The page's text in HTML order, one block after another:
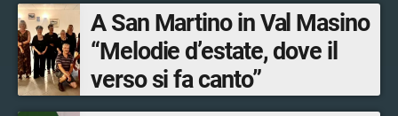
A San Martino in Val Masino
“Melodie d’estate, dove il
verso si fa canto”